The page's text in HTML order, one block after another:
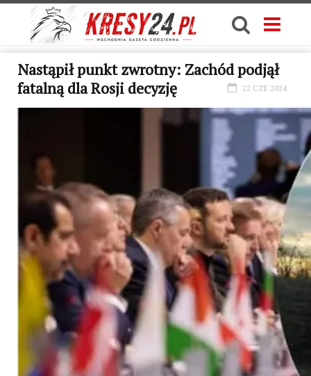
Nastąpił punkt zwrotny: Zachód podjął
fatalną dla Rosji decyzję
22 CZE 2024